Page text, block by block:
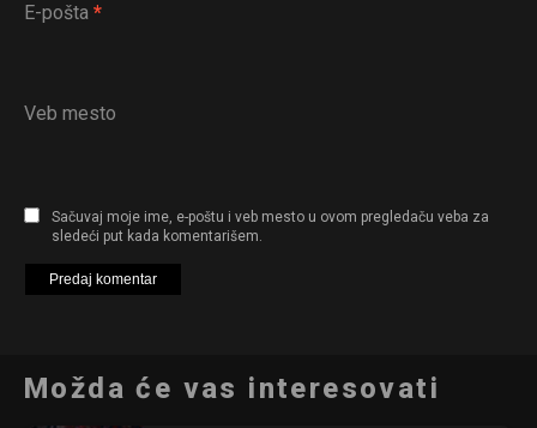
E-pošta *
Veb mesto
Sačuvaj moje ime, e-poštu i veb mesto u ovom pregledaču veba za
sledeći put kada komentarišem.
Možda će vas interesovati